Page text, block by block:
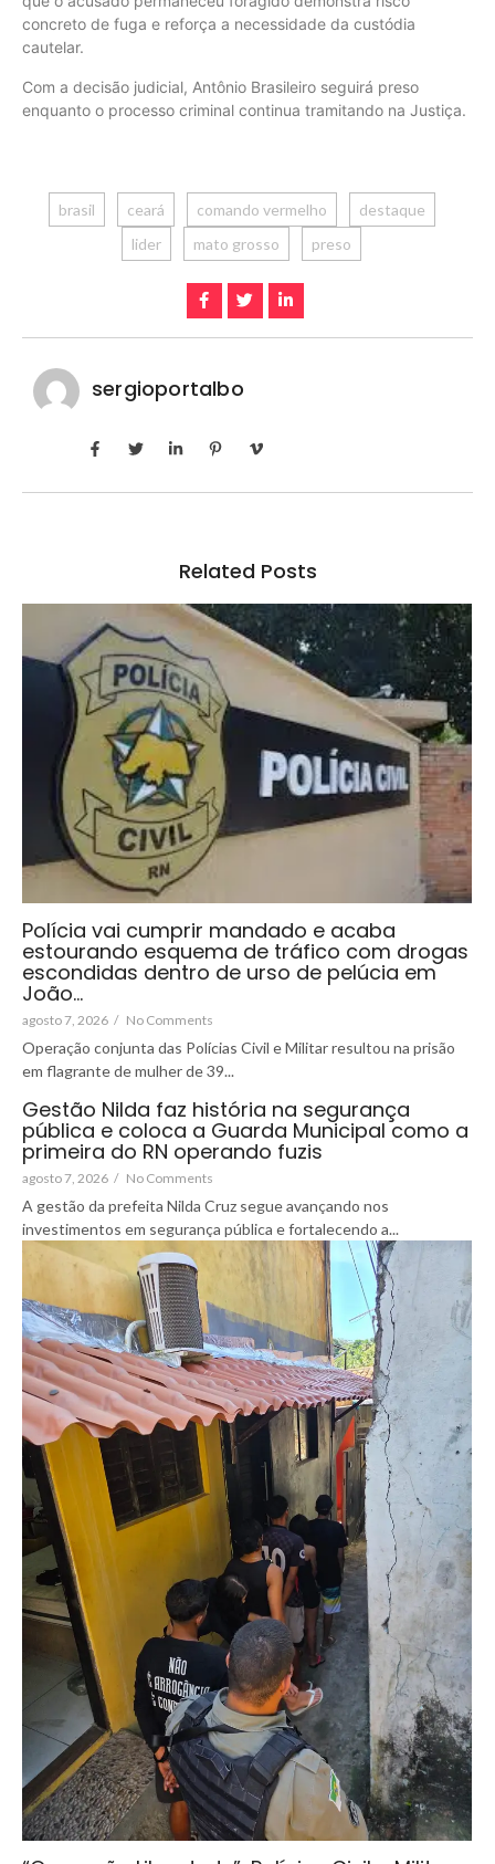
concreto de fuga e reforça a necessidade da custódia
cautelar.
Com a decisão judicial, Antônio Brasileiro seguirá preso
enquanto o processo criminal continua tramitando na Justiça.
brasil ceará comando vermelho
destaque
lider
mato grosso preso
sergioportalbo
Related Posts
Polícia vai cumprir mandado e acaba
estourando esquema de tráfico com drogas
escondidas dentro de urso de pelúcia em
João…
agosto 7, 2026 / No Comments
Operação conjunta das Polícias Civil e Militar resultou na prisão
em flagrante de mulher de 39...
Gestão Nilda faz história na segurança
pública e coloca a Guarda Municipal como a
primeira do RN operando fuzis
agosto 7, 2026 / No Comments
A gestão da prefeita Nilda Cruz segue avançando nos
investimentos em segurança pública e fortalecendo a...